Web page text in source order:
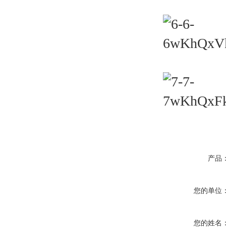
产品
您的单位
您的姓名